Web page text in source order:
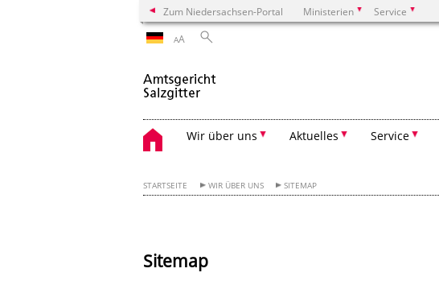
Zum Niedersachsen-Portal Ministerien Service
AA
Wir über uns Aktuelles Service
STARTSEITE WIR ÜBER UNS SITEMAP
Sitemap